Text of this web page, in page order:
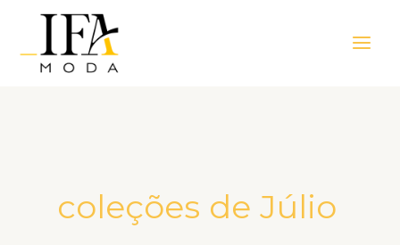
Menu
coleções de Júlio